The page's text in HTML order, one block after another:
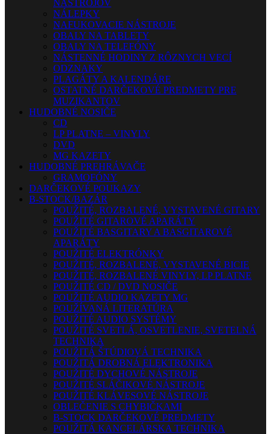
NÁSTROJOV
NÁLEPKY
NAFUKOVACIE NÁSTROJE
OBALY NA TABLETY
OBALY NA TELEFÓNY
NÁSTENNÉ HODINY Z RÔZNYCH VECÍ
ODZNAKY
PLAGÁTY A KALENDÁRE
OSTATNÉ DARČEKOVÉ PREDMETY PRE
MUZIKANTOV
HUDOBNÉ NOSIČE
CD
LP PLATNE – VINYLY
DVD
MG KAZETY
HUDOBNÉ PREHRÁVAČE
GRAMOFÓNY
DARČEKOVÉ POUKAZY
B-STOCK/BAZÁR
POUŽITÉ, ROZBALENÉ, VYSTAVENÉ GITARY
POUŽITÉ GITAROVÉ APARÁTY
POUŽITÉ BASGITARY A BASGITAROVÉ
APARÁTY
POUŽITÉ ELEKTRÓNKY
POUŽITÉ, ROZBALENÉ, VYSTAVENÉ BICIE
POUŽITÉ, ROZBALENÉ VINYLY, LP PLATNE
POUŽITÉ CD / DVD NOSIČE
POUŽITÉ AUDIO KAZETY MG
POUŽÍVANÁ LITERATÚRA
POUŽITÉ AUDIO SYSTÉMY
POUŽITÉ SVETLÁ, OSVETLENIE, SVETELNÁ
TECHNIKA
POUŽITÁ ŠTÚDIOVÁ TECHNIKA
POUŽITÁ DROBNÁ ELEKTRONIKA
POUŽITÉ DYCHOVÉ NÁSTROJE
POUŽITÉ SLÁČIKOVÉ NÁSTROJE
POUŽITÉ KLÁVESOVÉ NÁSTROJE
OBLEČENIE S CHYBIČKAMI
B-STOCK DARČEKOVÉ PREDMETY
POUŽITÁ KANCELÁRSKA TECHNIKA